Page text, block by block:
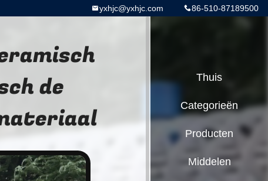
86-510-87189500
yxhjc@yxhjc.com
de
Thuis
Categorieën
Producten
Middelen